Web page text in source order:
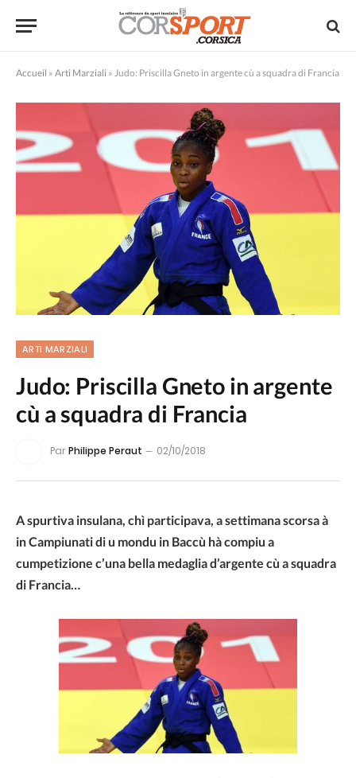
Accueil » Arti Marziali » Judo: Priscilla Gneto in argente cù a squadra di Francia
ARTI MARZIALI
Judo: Priscilla Gneto in argente
cù a squadra di Francia
ParPhilippe Peraut 02/10/2018
A spurtiva insulana, chì participava, a settimana scorsa à
in Campiunati di u mondu in Baccù hà compiu a
cumpetizione c’una bella medaglia d’argente cù a squadra
di Francia…